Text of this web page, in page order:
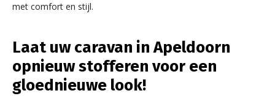
met comfort en stijl.
Laat uw caravan in Apeldoorn
opnieuw stofferen voor een
gloednieuwe look!